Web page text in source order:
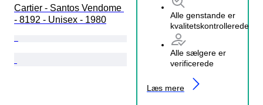
Alle genstande er
kvalitetskontrollerede
Alle sælgere er
verificerede
Læs mere
Cartier - Santos Vendome
- 8192 - Unisex - 1980